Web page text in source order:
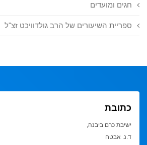
חגים ומועדים
ספריית השיעורים של הרב גולדוויכט זצ"ל
כתובת
ישיבת כרם ביבנה,
ד.נ. אבטח